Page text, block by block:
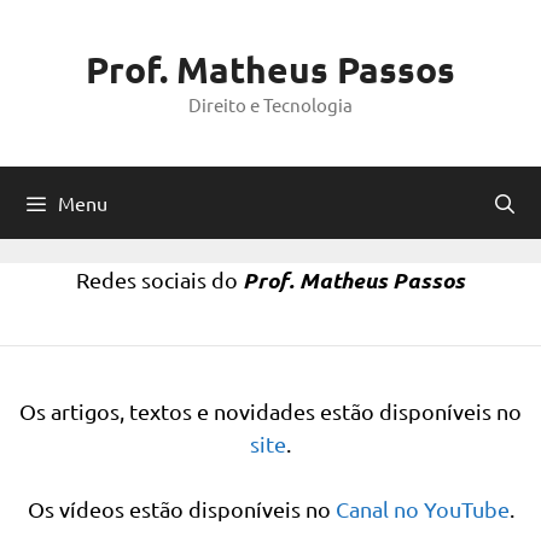
Prof. Matheus Passos
Direito e Tecnologia
Menu
Redes sociais do Prof. Matheus Passos
Os artigos, textos e novidades estão disponíveis no
site
Os vídeos estão disponíveis no Canal no YouTube